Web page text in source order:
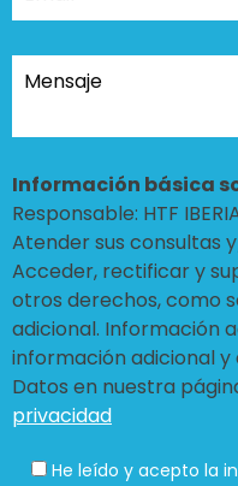
Información básica
Responsable: HTF
Atender sus consultas
Acceder, rectificar y
otros derechos, como
adicional. Información
información adicional
Datos en nuestra
privacidad
He leído y acepto la